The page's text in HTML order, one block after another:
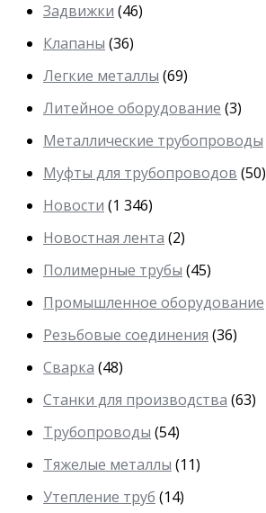
Задвижки (46)
Клапаны (36)
Легкие металлы (69)
Литейное оборудование (3)
Металлические трубопроводы
Муфты для трубопроводов (50)
Новости (1 346)
Новостная лента (2)
Полимерные трубы (45)
Промышленное оборудование
Резьбовые соединения (36)
Сварка (48)
Станки для производства (63)
Трубопроводы (54)
Тяжелые металлы (11)
Утепление труб (14)